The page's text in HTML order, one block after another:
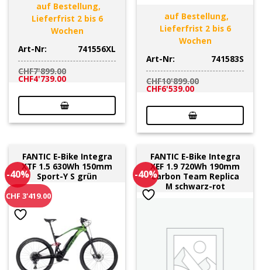
auf Bestellung,
Lieferfrist 2 bis 6
Wochen
Art-Nr:
741556XL
CHF7'899.00
Ursprünglicher
war:
CHF7'899.00
CHF4'739.00Aktueller
ist:
CHF4'739.00.
auf Bestellung,
Lieferfrist 2 bis 6
Wochen
Art-Nr:
741583S
CHF10'899.00
Ursprünglicher
war:
CHF10'899.00
CHF6'539.00Aktueller
ist:
CHF6'539.00.
-40%
CHF 3'419.00
FANTIC E-Bike Integra
XTF 1.5 630Wh 150mm
Sport-Y S grün
-40%
FANTIC E-Bike Integra
XEF 1.9 720Wh 190mm
Carbon Team Replica
M schwarz-rot